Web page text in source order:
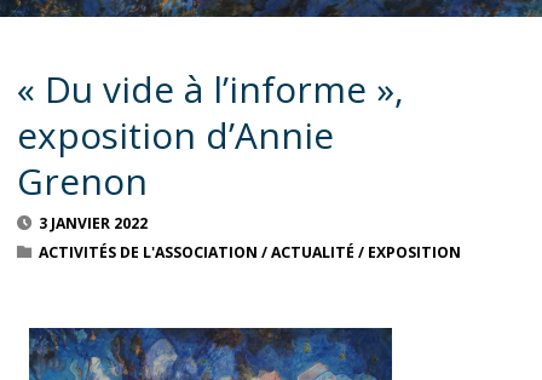
« Du vide à l’informe »,
exposition d’Annie
Grenon
3 JANVIER 2022
ACTIVITÉS DE L'ASSOCIATION /ACTUALITÉ / EXPOSITION